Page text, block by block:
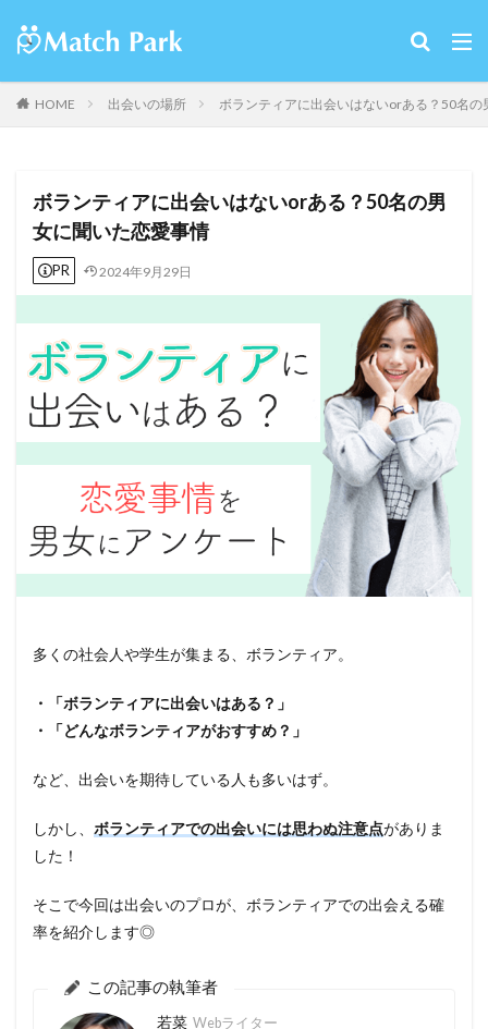
HOME 出会いの場所 ボランティアに出会いはないorある？50名の
ボランティアに出会いはないorある？50名の男
女に聞いた恋愛事情
PR 2024年9月29日
多くの社会人や学生が集まる、ボランティア。
・「ボランティアに出会いはある？」
・「どんなボランティアがおすすめ？」
など、出会いを期待している人も多いはず。
しかし、 ボランティアでの出会いには思わぬ注意点がありま
した！
そこで今回は出会いのプロが、ボランティアでの出会える確
率を紹介します◎
この記事の執筆者
若菜 Webライター